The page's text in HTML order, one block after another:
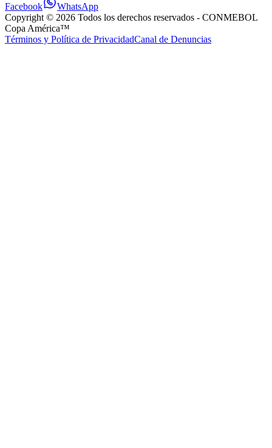
Facebook
WhatsApp
Copyright © 2026 Todos los derechos reservados - CONMEBOL
Copa América™
Términos y Política de PrivacidadCanal de Denuncias